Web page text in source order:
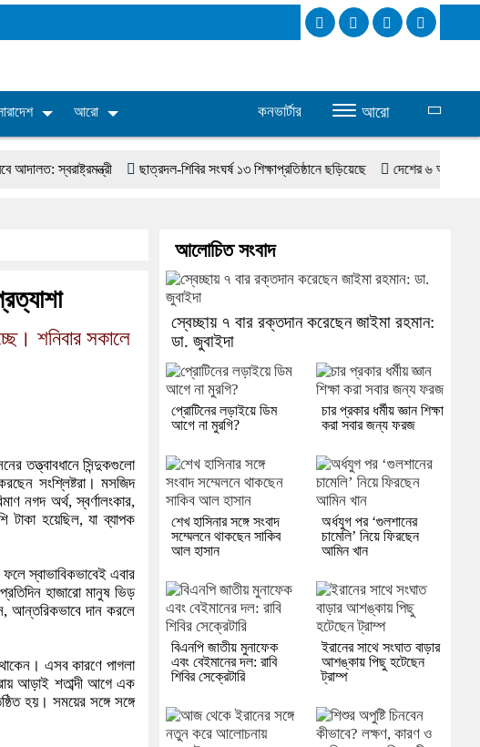
আরো কনভার্টার আরো
স্বরাষ্ট্রমন্ত্রী ছাত্রদল-শিবির সংঘর্ষ ১৩ শিক্ষাপ্রতিষ্ঠানে ছড়িয়েছে দেশের ৬ অঞ্চলে ঝড়-বৃষ্টির
শনিবার সকালে
তত্ত্বাবধানে সিন্দুকগুলো
সংশ্লিষ্টরা। মসজিদ
নগদ অর্থ, স্বর্ণালংকার,
টাকা হয়েছিল, যা ব্যাপক
স্বাভাবিকভাবেই এবার
হাজারো মানুষ ভিড়
আন্তরিকভাবে দান করলে
এসব কারণে পাগলা
আড়াই শতাব্দী আগে এক
হয়। সময়ের সঙ্গে সঙ্গে
আলোচিত সংবাদ
স্বেচ্ছায় ৭ বার রক্তদান করেছেন জাইমা রহমান:
ডা. জুবাইদা
প্রোটিনের লড়াইয়ে ডিম
আগে না মুরগি?
চার প্রকার ধর্মীয় জ্ঞান শিক্ষা
করা সবার জন্য ফরজ
শেখ হাসিনার সঙ্গে সংবাদ
সম্মেলনে থাকছেন সাকিব
আল হাসান
অর্ধযুগ পর ‘গুলশানের
চামেলি’ নিয়ে ফিরছেন
আমিন খান
বিএনপি জাতীয় মুনাফেক
এবং বেইমানের দল: রাবি
শিবির সেক্রেটারি
ইরানের সাথে সংঘাত বাড়ার
আশঙ্কায় পিছু হটেছেন
ট্রাম্প